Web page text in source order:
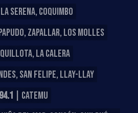
SERENA, COQUIMBO
ZAPALLAR, LOS MOLLES
LA CALERA
SAN FELIPE, LLAY-LLAY
94.1 | CATEMU